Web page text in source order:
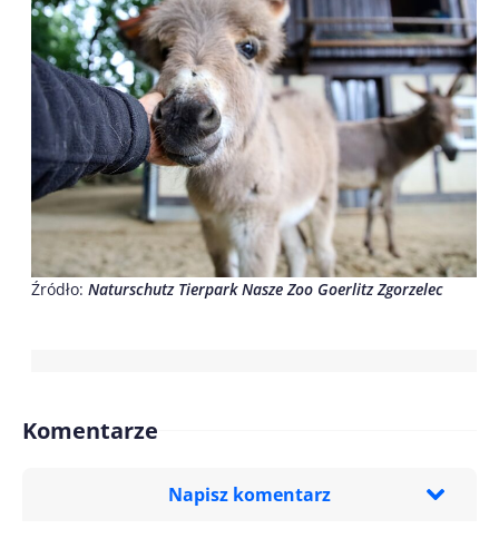
Źródło: Naturschutz Tierpark Nasze Zoo Goerlitz Zgorzelec
Komentarze
Napisz komentarz